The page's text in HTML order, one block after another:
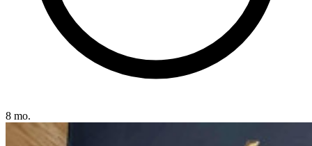
8 mo.